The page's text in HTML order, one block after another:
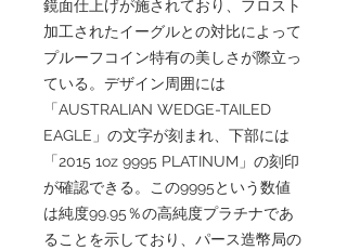
鏡面仕上げが施されており、フロスト
加工されたイーグルとの対比によって
プルーフコイン特有の美しさが際立っ
ている。デザイン周囲には
「AUSTRALIAN WEDGE-TAILED
EAGLE」の文字が刻まれ、下部には
「2015 1oz 9995 PLATINUM」の刻印
が確認できる。この9995という数値
は純度99.95％の高純度プラチナであ
ることを示しており、パース造幣局の